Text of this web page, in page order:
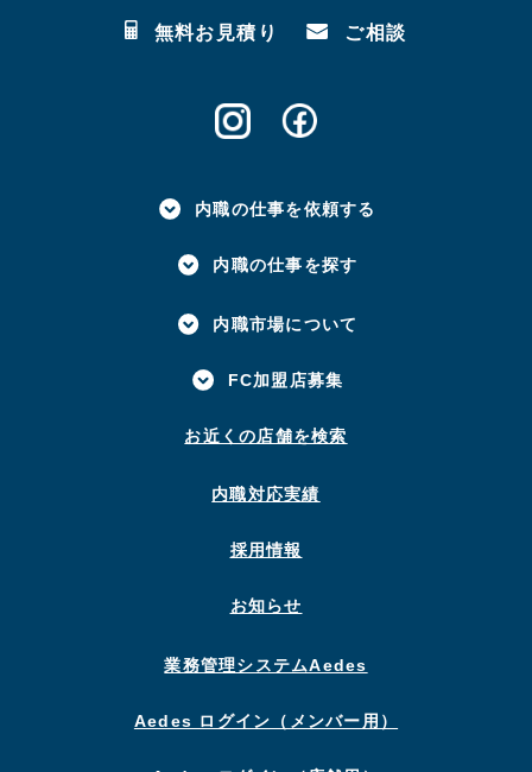
無料お見積り ご相談
内職の仕事を依頼する
内職の仕事を探す
内職市場について
FC加盟店募集
お近くの店舗を検索
内職対応実績
採用情報
お知らせ
業務管理システムAedes
Aedes ログイン（メンバー用）